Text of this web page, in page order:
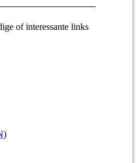
of interessante links
)